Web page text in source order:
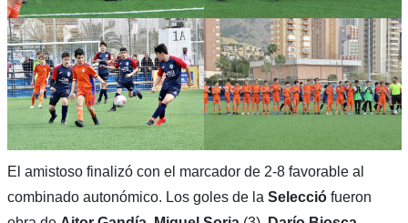
El amistoso finalizó con el marcador de 2-8 favorable al
combinado autonómico. Los goles de la Selecciófueron